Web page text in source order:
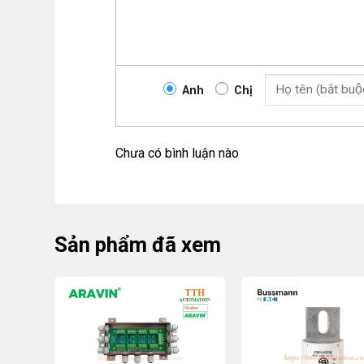
Anh Chị
Chưa có bình luận nào
Sản phẩm đã xem